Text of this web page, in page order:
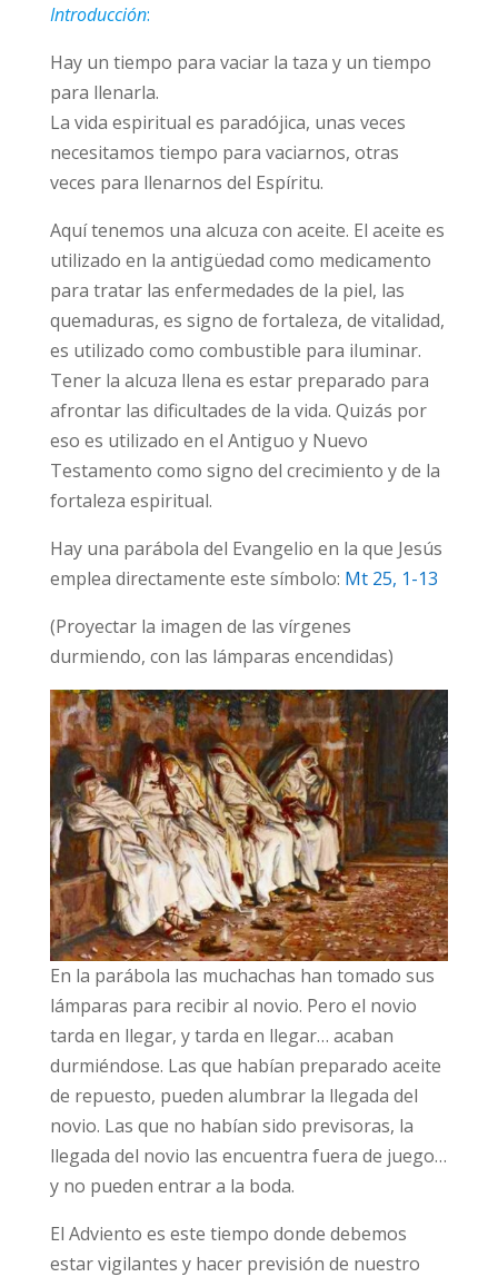
Introducción:
Hay un tiempo para vaciar la taza y un tiempo
para llenarla.
La vida espiritual es paradójica, unas veces
necesitamos tiempo para vaciarnos, otras
veces para llenarnos del Espíritu.
Aquí tenemos una alcuza con aceite. El aceite es
utilizado en la antigüedad como medicamento
para tratar las enfermedades de la piel, las
quemaduras, es signo de fortaleza, de vitalidad,
es utilizado como combustible para iluminar.
Tener la alcuza llena es estar preparado para
afrontar las dificultades de la vida. Quizás por
eso es utilizado en el Antiguo y Nuevo
Testamento como signo del crecimiento y de la
fortaleza espiritual.
Hay una parábola del Evangelio en la que Jesús
emplea directamente este símbolo: Mt 25, 1-13
(Proyectar la imagen de las vírgenes
durmiendo, con las lámparas encendidas)
En la parábola las muchachas han tomado sus
lámparas para recibir al novio. Pero el novio
tarda en llegar, y tarda en llegar… acaban
durmiéndose. Las que habían preparado aceite
de repuesto, pueden alumbrar la llegada del
novio. Las que no habían sido previsoras, la
llegada del novio las encuentra fuera de juego…
y no pueden entrar a la boda.
El Adviento es este tiempo donde debemos
estar vigilantes y hacer previsión de nuestro